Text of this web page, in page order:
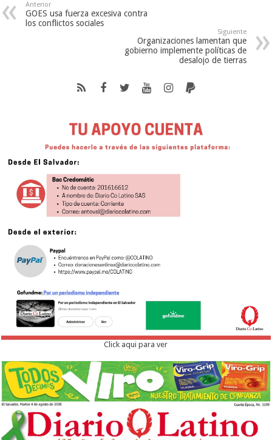
Anterior
GOES usa fuerza excesiva contra
los conflictos sociales
Siguiente
Organizaciones lamentan que
gobierno implemente políticas de
desalojo de tierras
Click aqui para ver